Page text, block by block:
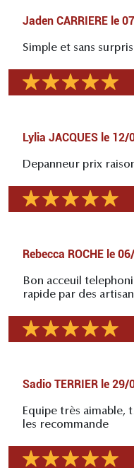
Jaden CARRIERE le
Simple et sans
Lylia JACQUES le 12/
Depanneur prix
Rebecca ROCHE le
Bon acceuil
rapide par des
Sadio TERRIER le 29/
Equipe très aimable,
les recommande